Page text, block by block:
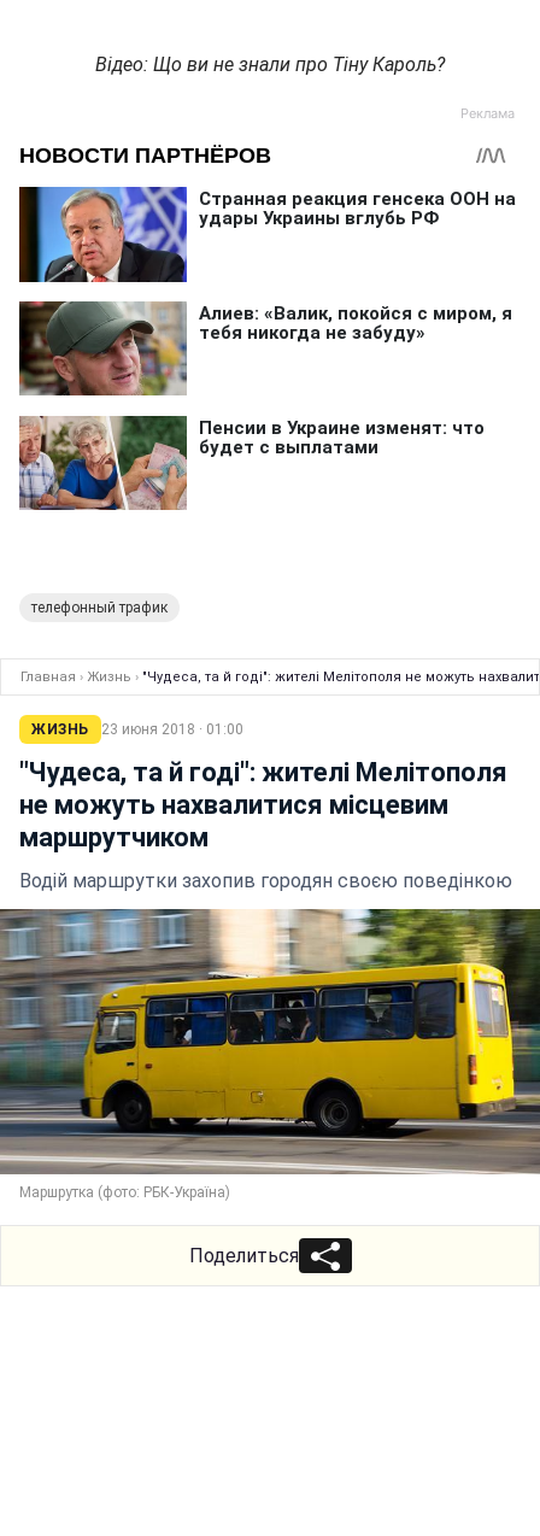
Відео: Що ви не знали про Тіну Кароль?
телефонный трафик
Главная › Жизнь › "Чудеса, та й годі": жителі Мелітополя не можуть
ЖИЗНЬ 23 июня 2018 · 01:00
"Чудеса, та й годі": жителі Мелітополя
не можуть нахвалитися місцевим
маршрутчиком
Водій маршрутки захопив городян своєю поведінкою
Маршрутка (фото: РБК-Україна)
Поделиться